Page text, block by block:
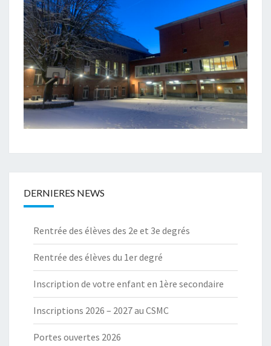
DERNIERES NEWS
Rentrée des élèves des 2e et 3e degrés
Rentrée des élèves du 1er degré
Inscription de votre enfant en 1ère secondaire
Inscriptions 2026 – 2027 au CSMC
Portes ouvertes 2026